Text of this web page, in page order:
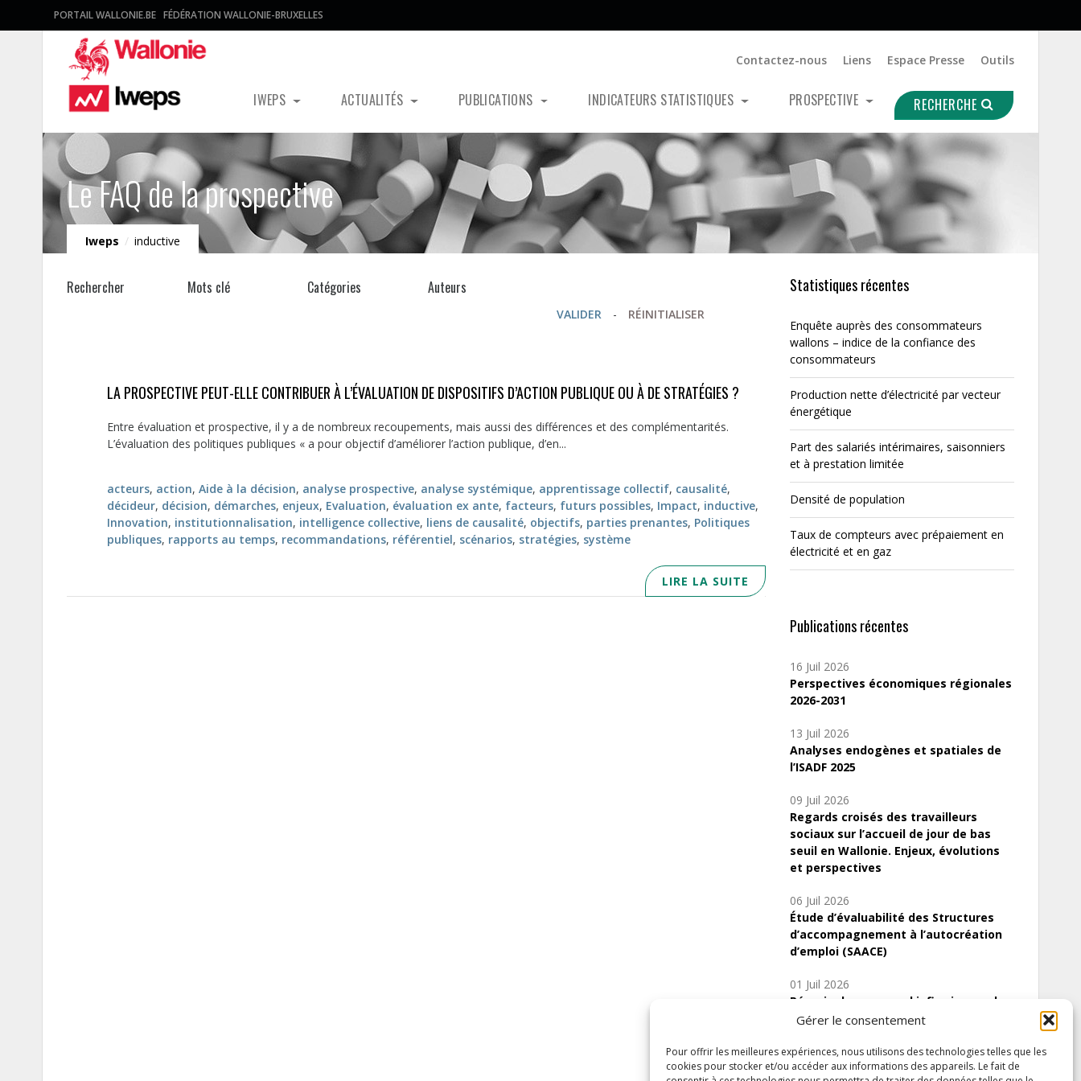
Gérer le consentement
Pour offrir les meilleures expériences, nous utilisons des technologies telles que les
cookies pour stocker et/ou accéder aux informations des appareils. Le fait de
PORTAIL WALLONIE.BE FÉDÉRATION WALLONIE-BRUXELLES
Contactez-nous Liens Espace Presse Outils
IWEPS ACTUALITÉS PUBLICATIONS INDICATEURS STATISTIQUES PROSPECTIVE RECHERCHE
Le FAQ de la prospective
Iweps / inductive
Rechercher Mots clé Catégories Auteurs
VALIDER - RÉINITIALISER
LA PROSPECTIVE PEUT-ELLE CONTRIBUER À L’ÉVALUATION DE DISPOSITIFS D’ACTION PUBLIQUE OU À DE STRATÉGIES ?
Entre évaluation et prospective, il y a de nombreux recoupements, mais aussi des différences et des complémentarités.
L’évaluation des politiques publiques « a pour objectif d’améliorer l’action publique, d’en...
acteurs, action, Aide à la décision, analyse prospective, analyse systémique, apprentissage collectif, causalité,
décideur, décision, démarches, enjeux, Evaluation, évaluation ex ante, facteurs, futurs possibles, Impact, inductive,
Innovation, institutionnalisation, intelligence collective, liens de causalité, objectifs, parties prenantes, Politiques
publiques, rapports au temps, recommandations, référentiel, scénarios, stratégies, système
LIRE LA SUITE
Statistiques récentes
Enquête auprès des consommateurs
wallons – indice de la confiance des
consommateurs
Production nette d’électricité par vecteur
énergétique
Part des salariés intérimaires, saisonniers
et à prestation limitée
Densité de population
Taux de compteurs avec prépaiement en
électricité et en gaz
Publications récentes
16 Juil 2026
Perspectives économiques régionales
2026-2031
13 Juil 2026
Analyses endogènes et spatiales de
l’ISADF 2025
09 Juil 2026
Regards croisés des travailleurs
sociaux sur l’accueil de jour de bas
seuil en Wallonie. Enjeux, évolutions
et perspectives
06 Juil 2026
Étude d’évaluabilité des Structures
d’accompagnement à l’autocréation
d’emploi (SAACE)
01 Juil 2026
Pénurie du personnel infirmier :quels
indicateurs d’offre de soins pour